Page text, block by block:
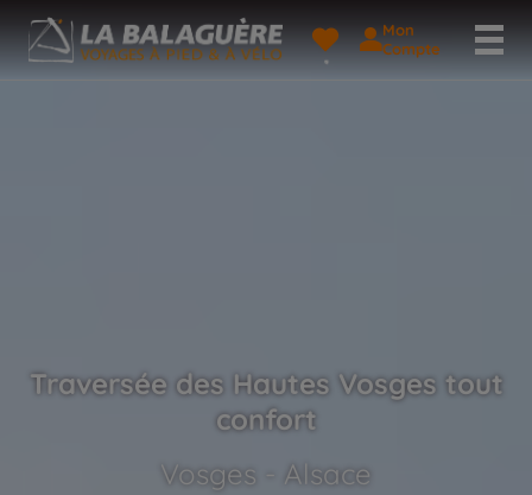
Mon
Compte
Traversée des Hautes Vosges tout
confort
Vosges - Alsace